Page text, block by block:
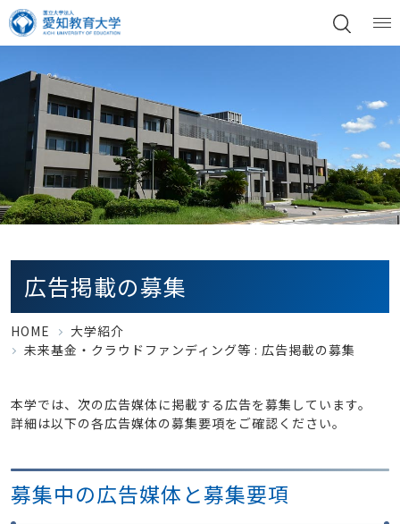
広告掲載の募集
HOME
大学紹介
未来基金・クラウドファンディング等 : 広告掲載の募集
本学では、次の広告媒体に掲載する広告を募集しています。
詳細は以下の各広告媒体の募集要項をご確認ください。
募集中の広告媒体と募集要項